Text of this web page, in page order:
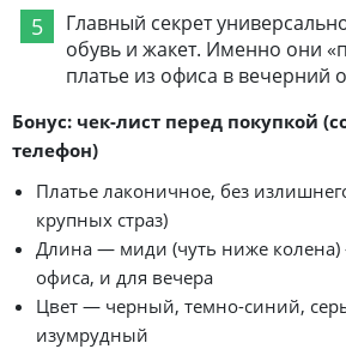
Главный секрет
обувь и жакет. Именно они
платье из офиса в вечерний
Бонус: чек-лист перед покупкой
телефон)
Платье лаконичное, без
крупных страз)
Длина — миди (чуть ниже
офиса, и для вечера
Цвет — черный, темно-синий,
изумрудный